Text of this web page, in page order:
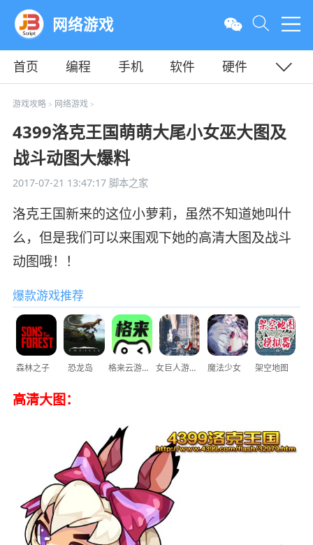
网络游戏
首页 编程 手机 软件
硬件
教程
平面
游戏攻略> 网络游戏>
4399洛克王国萌萌大尾小女巫大图及
战斗动图大爆料
2017-07-21 13:47:17脚本之家
洛克王国新来的这位小萝莉，虽然不知道她叫什
么，但是我们可以来围观下她的高清大图及战斗
动图哦！！
爆款游戏推荐
森林之子 恐龙岛 格来云游戏 女巨人游乐场 魔法少女 架空地图
高清大图：